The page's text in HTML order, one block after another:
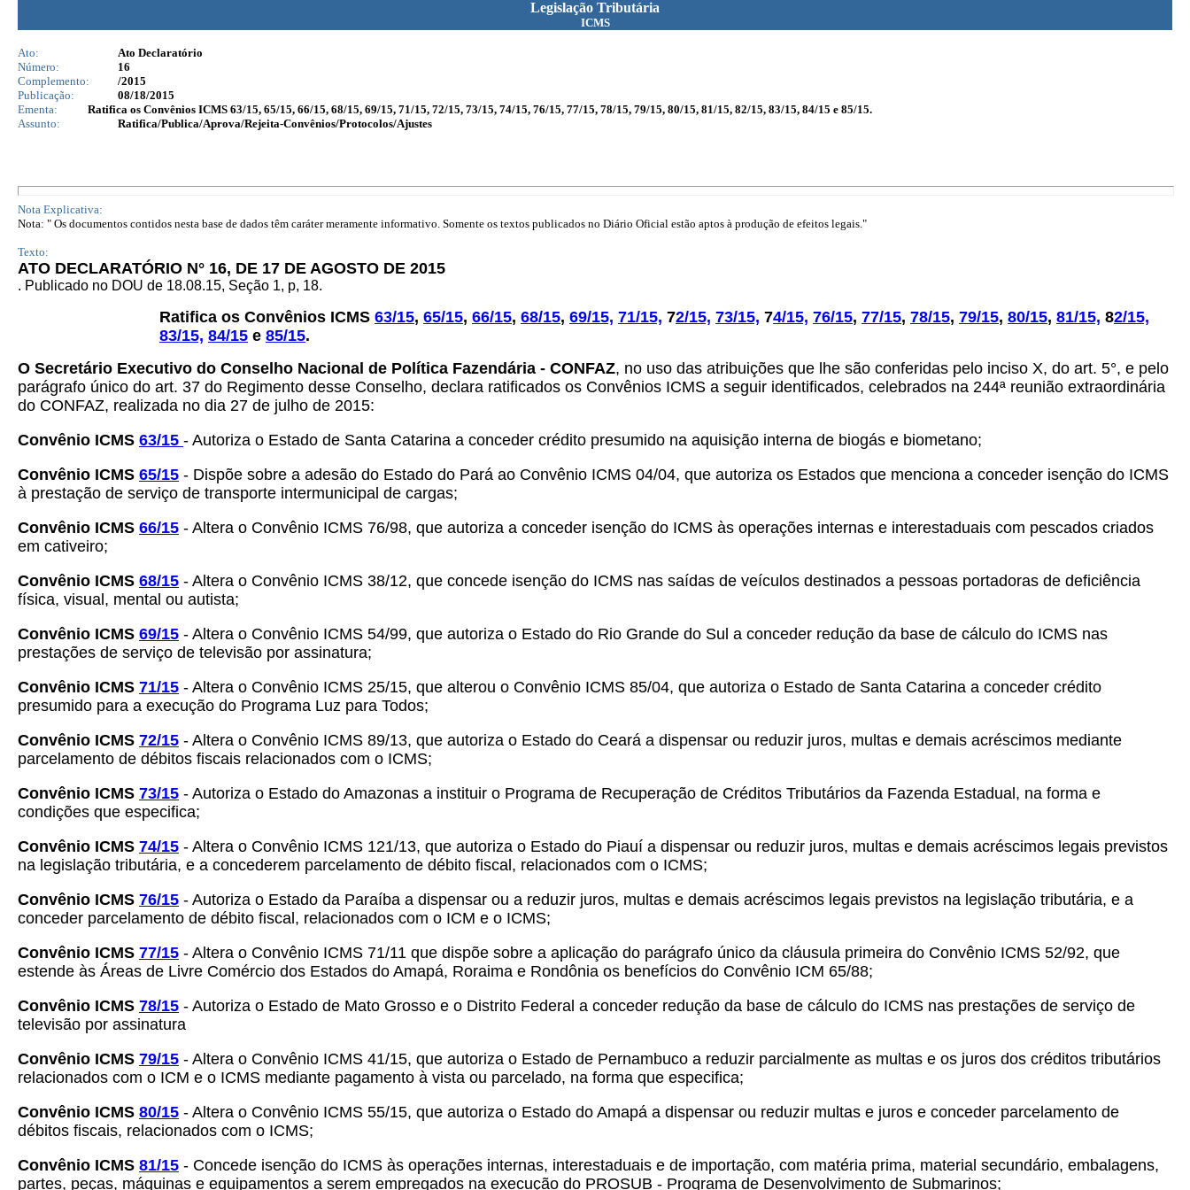
Legislação Tributária
ICMS
Ato:
Ato Declaratório
Número:
16
Complemento:
/2015
Publicação:
08/18/2015
Ementa:
Ratifica os Convênios ICMS 63/15, 65/15, 66/15, 68/15, 69/15, 71/15, 72/15, 73/15, 74/15, 76/15, 77/15, 78/15, 79/15, 80/15, 81/15, 82/15, 83/15, 84/15 e 85/15.
Assunto:
Ratifica/Publica/Aprova/Rejeita-Convênios/Protocolos/Ajustes
Nota Explicativa:
Nota: " Os documentos contidos nesta base de dados têm caráter meramente informativo. Somente os textos publicados no Diário Oficial estão aptos à produção de efeitos legais."
Texto:
ATO DECLARATÓRIO N° 16, DE 17 DE AGOSTO DE 2015
. Publicado no DOU de 18.08.15, Seção 1, p, 18.
Ratifica os Convênios ICMS 63/15, 65/15, 66/15, 68/15, 69/15, 71/15, 72/15, 73/15, 74/15, 76/15, 77/15, 78/15, 79/15, 80/15, 81/15, 82/15,
83/15, 84/15 e 85/15.
O Secretário Executivo do Conselho Nacional de Política Fazendária - CONFAZ, no uso das atribuições que lhe são conferidas pelo inciso X, do art. 5°, e pelo
parágrafo único do art. 37 do Regimento desse Conselho, declara ratificados os Convênios ICMS a seguir identificados, celebrados na 244ª reunião extraordinária
do CONFAZ, realizada no dia 27 de julho de 2015:
Convênio ICMS 63/15 - Autoriza o Estado de Santa Catarina a conceder crédito presumido na aquisição interna de biogás e biometano;
Convênio ICMS 65/15 - Dispõe sobre a adesão do Estado do Pará ao Convênio ICMS 04/04, que autoriza os Estados que menciona a conceder isenção do ICMS
à prestação de serviço de transporte intermunicipal de cargas;
Convênio ICMS 66/15 - Altera o Convênio ICMS 76/98, que autoriza a conceder isenção do ICMS às operações internas e interestaduais com pescados criados
em cativeiro;
Convênio ICMS 68/15 - Altera o Convênio ICMS 38/12, que concede isenção do ICMS nas saídas de veículos destinados a pessoas portadoras de deficiência
física, visual, mental ou autista;
Convênio ICMS 69/15 - Altera o Convênio ICMS 54/99, que autoriza o Estado do Rio Grande do Sul a conceder redução da base de cálculo do ICMS nas
prestações de serviço de televisão por assinatura;
Convênio ICMS 71/15 - Altera o Convênio ICMS 25/15, que alterou o Convênio ICMS 85/04, que autoriza o Estado de Santa Catarina a conceder crédito
presumido para a execução do Programa Luz para Todos;
Convênio ICMS 72/15 - Altera o Convênio ICMS 89/13, que autoriza o Estado do Ceará a dispensar ou reduzir juros, multas e demais acréscimos mediante
parcelamento de débitos fiscais relacionados com o ICMS;
Convênio ICMS 73/15 - Autoriza o Estado do Amazonas a instituir o Programa de Recuperação de Créditos Tributários da Fazenda Estadual, na forma e
condições que especifica;
Convênio ICMS 74/15 - Altera o Convênio ICMS 121/13, que autoriza o Estado do Piauí a dispensar ou reduzir juros, multas e demais acréscimos legais previstos
na legislação tributária, e a concederem parcelamento de débito fiscal, relacionados com o ICMS;
Convênio ICMS 76/15 - Autoriza o Estado da Paraíba a dispensar ou a reduzir juros, multas e demais acréscimos legais previstos na legislação tributária, e a
conceder parcelamento de débito fiscal, relacionados com o ICM e o ICMS;
Convênio ICMS 77/15 - Altera o Convênio ICMS 71/11 que dispõe sobre a aplicação do parágrafo único da cláusula primeira do Convênio ICMS 52/92, que
estende às Áreas de Livre Comércio dos Estados do Amapá, Roraima e Rondônia os benefícios do Convênio ICM 65/88;
Convênio ICMS 78/15 - Autoriza o Estado de Mato Grosso e o Distrito Federal a conceder redução da base de cálculo do ICMS nas prestações de serviço de
televisão por assinatura
Convênio ICMS 79/15 - Altera o Convênio ICMS 41/15, que autoriza o Estado de Pernambuco a reduzir parcialmente as multas e os juros dos créditos tributários
relacionados com o ICM e o ICMS mediante pagamento à vista ou parcelado, na forma que especifica;
Convênio ICMS 80/15 - Altera o Convênio ICMS 55/15, que autoriza o Estado do Amapá a dispensar ou reduzir multas e juros e conceder parcelamento de
débitos fiscais, relacionados com o ICMS;
Convênio ICMS 81/15 - Concede isenção do ICMS às operações internas, interestaduais e de importação, com matéria prima, material secundário, embalagens,
partes, peças, máquinas e equipamentos a serem empregados na execução do PROSUB - Programa de Desenvolvimento de Submarinos;